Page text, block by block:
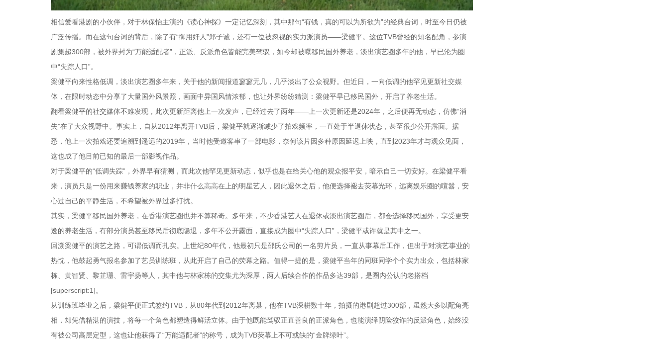
相信爱看港剧的小伙伴，对于林保怡主演的《读心神探》一定记忆深刻，其中那句“有钱，真的可以为所欲为”的经典台词，时至今日仍被
广泛传播。而在这句台词的背后，除了有“御用奸人”郑子诚，还有一位被忽视的实力派演员——梁健平。这位TVB曾经的知名配角，参演
剧集超300部，被外界封为“万能适配者”，正派、反派角色皆能完美驾驭，如今却被曝移民国外养老，淡出演艺圈多年的他，早已沦为圈
中“失踪人口”。
梁健平向来性格低调，淡出演艺圈多年来，关于他的新闻报道寥寥无几，几乎淡出了公众视野。但近日，一向低调的他罕见更新社交媒
体，在限时动态中分享了大量国外风景照，画面中异国风情浓郁，也让外界纷纷猜测：梁健平早已移民国外，开启了养老生活。
翻看梁健平的社交媒体不难发现，此次更新距离他上一次发声，已经过去了两年——上一次更新还是2024年，之后便再无动态，仿佛“消
失”在了大众视野中。事实上，自从2012年离开TVB后，梁健平就逐渐减少了拍戏频率，一直处于半退休状态，甚至很少公开露面。据
悉，他上一次拍戏还要追溯到遥远的2019年，当时他受邀客串了一部电影，奈何该片因多种原因延迟上映，直到2023年才与观众见面，
这也成了他目前已知的最后一部影视作品。
对于梁健平的“低调失踪”，外界早有猜测，而此次他罕见更新动态，似乎也是在给关心他的观众报平安，暗示自己一切安好。在梁健平看
来，演员只是一份用来赚钱养家的职业，并非什么高高在上的明星艺人，因此退休之后，他便选择褪去荧幕光环，远离娱乐圈的喧嚣，安
心过自己的平静生活，不希望被外界过多打扰。
其实，梁健平移民国外养老，在香港演艺圈也并不算稀奇。多年来，不少香港艺人在退休或淡出演艺圈后，都会选择移民国外，享受更安
逸的养老生活，有部分演员甚至移民后彻底隐退，多年不公开露面，直接成为圈中“失踪人口”，梁健平或许就是其中之一。
回溯梁健平的演艺之路，可谓低调而扎实。上世纪80年代，他最初只是邵氏公司的一名剪片员，一直从事幕后工作，但出于对演艺事业的
热忱，他鼓起勇气报名参加了艺员训练班，从此开启了自己的荧幕之路。值得一提的是，梁健平当年的同班同学个个实力出众，包括林家
栋、黄智贤、黎芷珊、雷宇扬等人，其中他与林家栋的交集尤为深厚，两人后续合作的作品多达39部，是圈内公认的老搭档
[superscript:1]。
从训练班毕业之后，梁健平便正式签约TVB，从80年代到2012年离巢，他在TVB深耕数十年，拍摄的港剧超过300部，虽然大多以配角亮
相，却凭借精湛的演技，将每一个角色都塑造得鲜活立体。由于他既能驾驭正直善良的正派角色，也能演绎阴险狡诈的反派角色，始终没
有被公司高层定型，这也让他获得了“万能适配者”的称号，成为TVB荧幕上不可或缺的“金牌绿叶”。